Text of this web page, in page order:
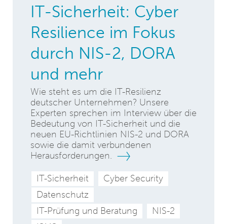
IT-Sicherheit: Cyber
Resilience im Fokus
durch NIS-2, DORA
und mehr
Wie steht es um die IT-Resilienz
deutscher Unternehmen? Unsere
Experten sprechen im Interview über die
Bedeutung von IT-Sicherheit und die
neuen EU-Richtlinien NIS-2 und DORA
sowie die damit verbundenen
Herausforderungen.
IT-Sicherheit
Cyber Security
Datenschutz
IT-Prüfung und Beratung
NIS-2